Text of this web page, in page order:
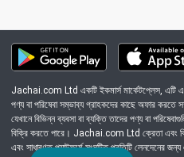
Jachai.com Ltd একটি ইকমার্স মার্কেটপ্লেস, এটি
পণ্য বা পরিষেবা সম্ভাব্য গ্রাহকদের কাছে অফার
যেখানে বিভিন্ন ব্যবসা বা ব্যক্তি তাদের পণ্য বা
বিক্রি করতে পারে। Jachai.com Ltd ক্রেতা এবং
এবং সাধারণত প্ল্যাটফর্মে সংঘটিত প্রতিটি লেনদেনের